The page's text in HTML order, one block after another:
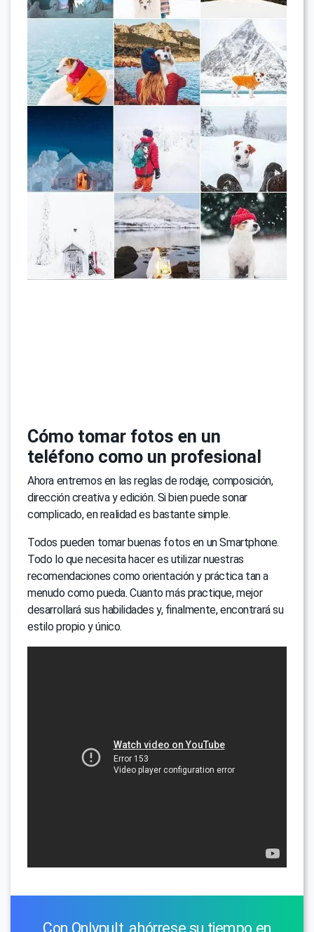
Cómo tomar fotos en un
teléfono como un profesional
Ahora entremos en las reglas de rodaje, composición,
dirección creativa y edición. Si bien puede sonar
complicado, en realidad es bastante simple.
Todos pueden tomar buenas fotos en un Smartphone.
Todo lo que necesita hacer es utilizar nuestras
recomendaciones como orientación y práctica tan a
menudo como pueda. Cuanto más practique, mejor
desarrollará sus habilidades y, finalmente, encontrará su
estilo propio y único.
Con Onlypult, ahórrese su tiempo en